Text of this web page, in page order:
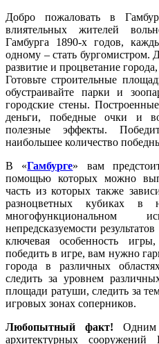
Добро пожаловать в
влиятельных жителей
Гамбурга 1890-х годов,
одному – стать бургомистром.
развитие и процветание
Готовьте строительные
обустраивайте парки и
городские стены.
деньги, победные очки и
полезные эффекты.
наибольшее количество
В «Гамбурге» вам
помощью которых можно
часть из которых также
разноцветных кубиках в
многофункциональном
непредсказуемости
ключевая особенность
победить в игре, вам нужно
города в различных
следить за уровнем
площади ратуши, следить за
игровых зонах соперников.
Любопытный факт! Одним
архитектурных сооружений